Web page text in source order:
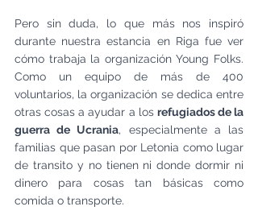
Pero sin duda, lo que más nos inspiró
durante nuestra estancia en Riga fue ver
cómo trabaja la organización Young Folks.
Como un equipo de más de 400
voluntarios, la organización se dedica entre
otras cosas a ayudar a los refugiados de la
guerra de Ucrania, especialmente a las
familias que pasan por Letonia como lugar
de transito y no tienen ni donde dormir ni
dinero para cosas tan básicas como
comida o transporte.